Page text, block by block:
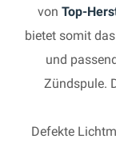
von Top-
bietet somit das
und
Zündspule.
Defekte